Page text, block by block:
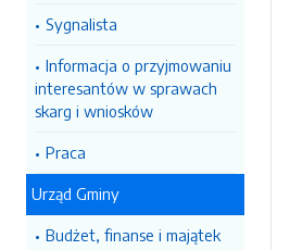
Sygnalista
Informacja o przyjmowaniu
interesantów w sprawach
skarg i wniosków
Praca
Urząd Gminy
Budżet, finanse i majątek